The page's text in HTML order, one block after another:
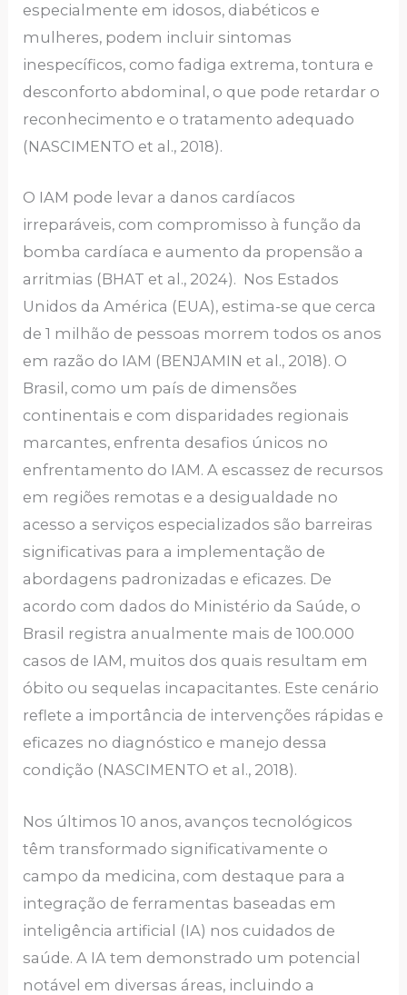
especialmente em idosos, diabéticos e
mulheres, podem incluir sintomas
inespecíficos, como fadiga extrema, tontura e
desconforto abdominal, o que pode retardar o
reconhecimento e o tratamento adequado
(NASCIMENTO et al., 2018).
O IAM pode levar a danos cardíacos
irreparáveis, com compromisso à função da
bomba cardíaca e aumento da propensão a
arritmias (BHAT et al., 2024). Nos Estados
Unidos da América (EUA), estima-se que cerca
de 1 milhão de pessoas morrem todos os anos
em razão do IAM (BENJAMIN et al., 2018). O
Brasil, como um país de dimensões
continentais e com disparidades regionais
marcantes, enfrenta desafios únicos no
enfrentamento do IAM. A escassez de recursos
em regiões remotas e a desigualdade no
acesso a serviços especializados são barreiras
significativas para a implementação de
abordagens padronizadas e eficazes. De
acordo com dados do Ministério da Saúde, o
Brasil registra anualmente mais de 100.000
casos de IAM, muitos dos quais resultam em
óbito ou sequelas incapacitantes. Este cenário
reflete a importância de intervenções rápidas e
eficazes no diagnóstico e manejo dessa
condição (NASCIMENTO et al., 2018).
Nos últimos 10 anos, avanços tecnológicos
têm transformado significativamente o
campo da medicina, com destaque para a
integração de ferramentas baseadas em
inteligência artificial (IA) nos cuidados de
saúde. A IA tem demonstrado um potencial
notável em diversas áreas, incluindo a